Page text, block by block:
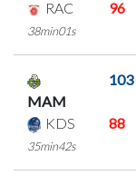
RAC 96
38min01s
MAM
103
KDS 88
35min42s